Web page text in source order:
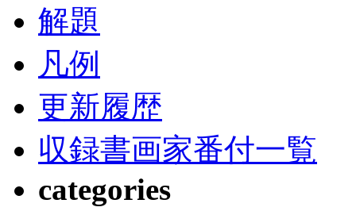
解題
凡例
更新履歴
収録書画家番付一覧
categories